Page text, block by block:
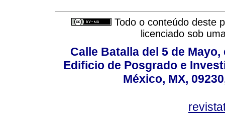
Todo o conteúdo deste
licenciado sob
Calle Batalla del 5 de
Edificio de Posgrado e
México, MX,